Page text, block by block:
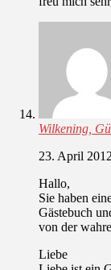
Wilkening,
23. April
Hallo,
Sie haben
Gästebuch
von der
Liebe